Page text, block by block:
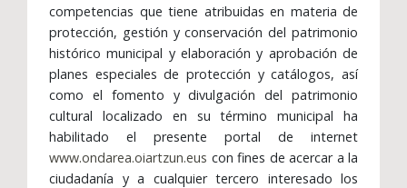
competencias que tiene atribuidas en materia de
protección, gestión y conservación del patrimonio
histórico municipal y elaboración y aprobación de
planes especiales de protección y catálogos, así
como el fomento y divulgación del patrimonio
cultural localizado en su término municipal ha
habilitado el presente portal de internet
www.ondarea.oiartzun.eus con fines de acercar a la
ciudadanía y a cualquier tercero interesado los